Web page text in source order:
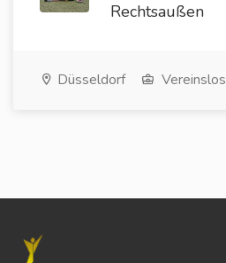
Rechtsaußen
Düsseldorf Vereinslos